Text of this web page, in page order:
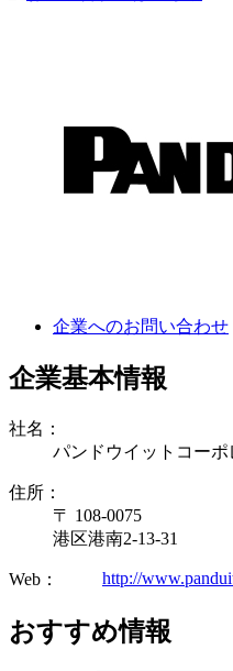
企業へのお問い合わせ
企業基本情報
社名：
パンドウイットコー
住所：
〒 108-0075
港区港南2-13-31
Web： http://
おすすめ情報